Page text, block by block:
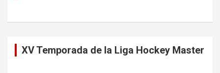
XV Temporada de la Liga Hockey Master